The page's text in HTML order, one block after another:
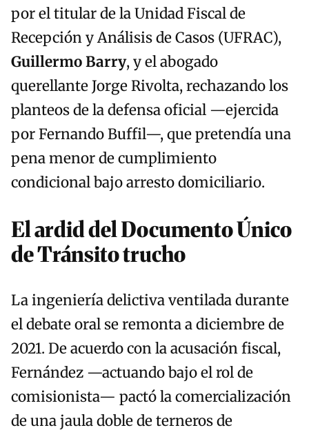
por el titular de la Unidad Fiscal de
Recepción y Análisis de Casos (UFRAC),
Guillermo Barry, y el abogado
querellante Jorge Rivolta, rechazando los
planteos de la defensa oficial —ejercida
por Fernando Buffil—, que pretendía una
pena menor de cumplimiento
condicional bajo arresto domiciliario.
El ardid del Documento Único
de Tránsito trucho
La ingeniería delictiva ventilada durante
el debate oral se remonta a diciembre de
2021. De acuerdo con la acusación fiscal,
Fernández —actuando bajo el rol de
comisionista— pactó la comercialización
de una jaula doble de terneros de